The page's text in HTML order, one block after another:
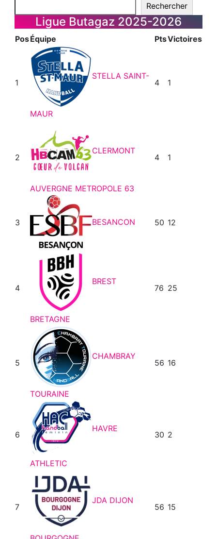
Rechercher
Ligue Butagaz 2025-2026
PosÉquipe PtsVictoires
1
STELLA SAINT-
MAUR
4 1
2
CLERMONT
AUVERGNE METROPOLE 63
4 1
3 BESANCON 50 12
4
BREST
BRETAGNE
76 25
5
CHAMBRAY
TOURAINE
56 16
6
HAVRE
ATHLETIC
30 2
7
JDA DIJON
56 15